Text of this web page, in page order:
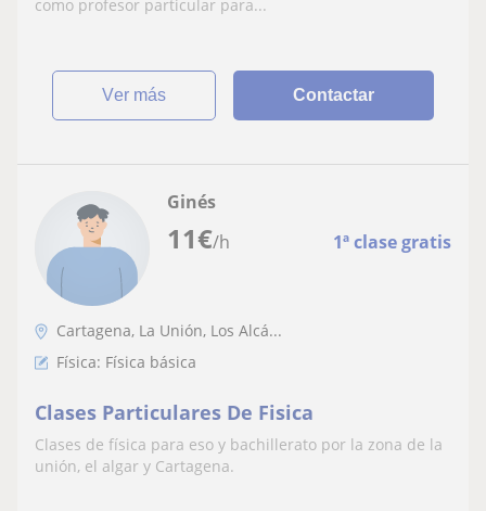
como profesor particular para...
ver más Contactar
11€/h 1ª clase gratis
Ginés
Cartagena, La Unión, Los Alcá...
Física: Física básica
Clases Particulares De Fisica
Clases de física para eso y bachillerato por la zona de la
unión, el algar y Cartagena.